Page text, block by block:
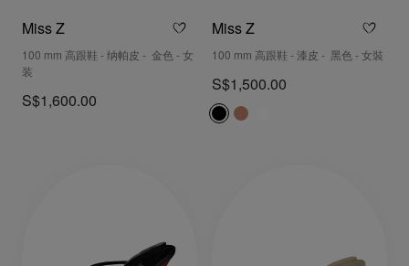
Miss Z
100 mm 高跟鞋 - 纳帕皮 - 金色 - 女
装
S$1,600.00
Miss Z
100 mm 高跟鞋 - 漆皮 - 黑色 - 女裝
S$1,500.00